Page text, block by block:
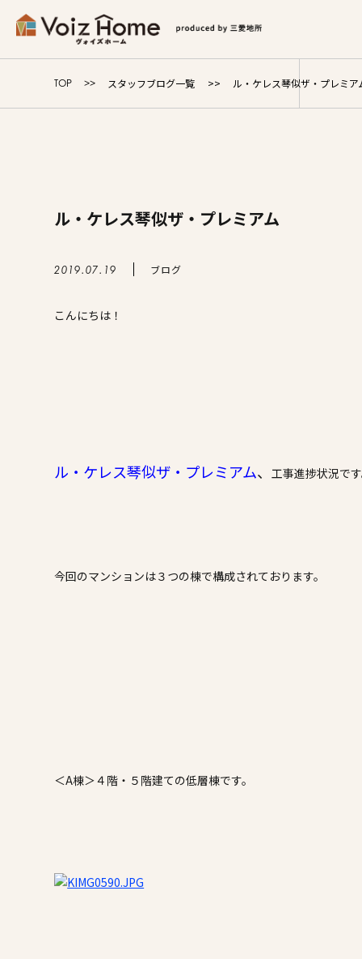
コーポレートサイト リフォームサイト マンション
販売物件
イベント情報
展示場・モデルハウス
TOP スタッフブログ一覧 ル・ケレス琴似ザ・プレミア
ル・ケレス琴似ザ・プレミアム
2019.07.19 ブログ
こんにちは！
ル・ケレス琴似ザ・プレミアム、工事進捗状況です
今回のマンションは３つの棟で構成されております。
＜A棟＞４階・５階建ての低層棟です。